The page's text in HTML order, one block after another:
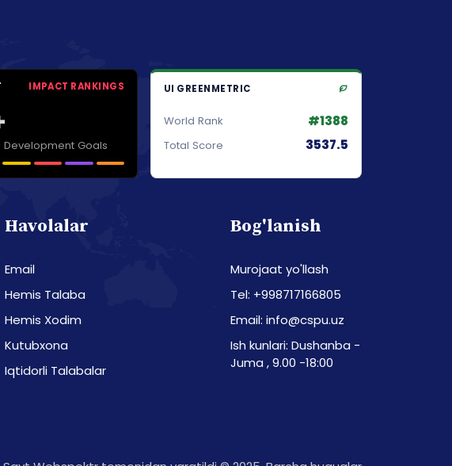
IMPACT RANKINGS
Development Goals
UI GREENMETRIC
World Rank #1388
Total Score 3537.5
Havolalar
Email
Hemis Talaba
Hemis Xodim
Kutubxona
Iqtidorli Talabalar
Bog'lanish
Murojaat yo'llash
Tel: +998717166805
Email: info@cspu.uz
Ish kunlari: Dushanba -
Juma , 9.00 -18:00